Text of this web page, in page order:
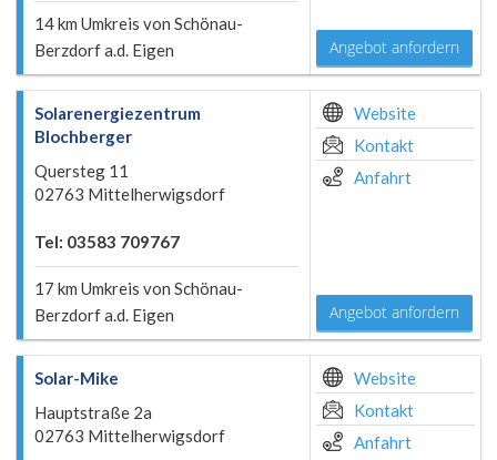
14 km Umkreis von Schönau-
Berzdorf a.d. Eigen
Angebot anfordern
Solarenergiezentrum
Blochberger
Quersteg 11
02763 Mittelherwigsdorf
Tel: 03583 709767
17 km Umkreis von Schönau-
Berzdorf a.d. Eigen
Website
Kontakt
Anfahrt
Angebot anfordern
Solar-Mike
Hauptstraße 2a
02763 Mittelherwigsdorf
Website
Kontakt
Anfahrt